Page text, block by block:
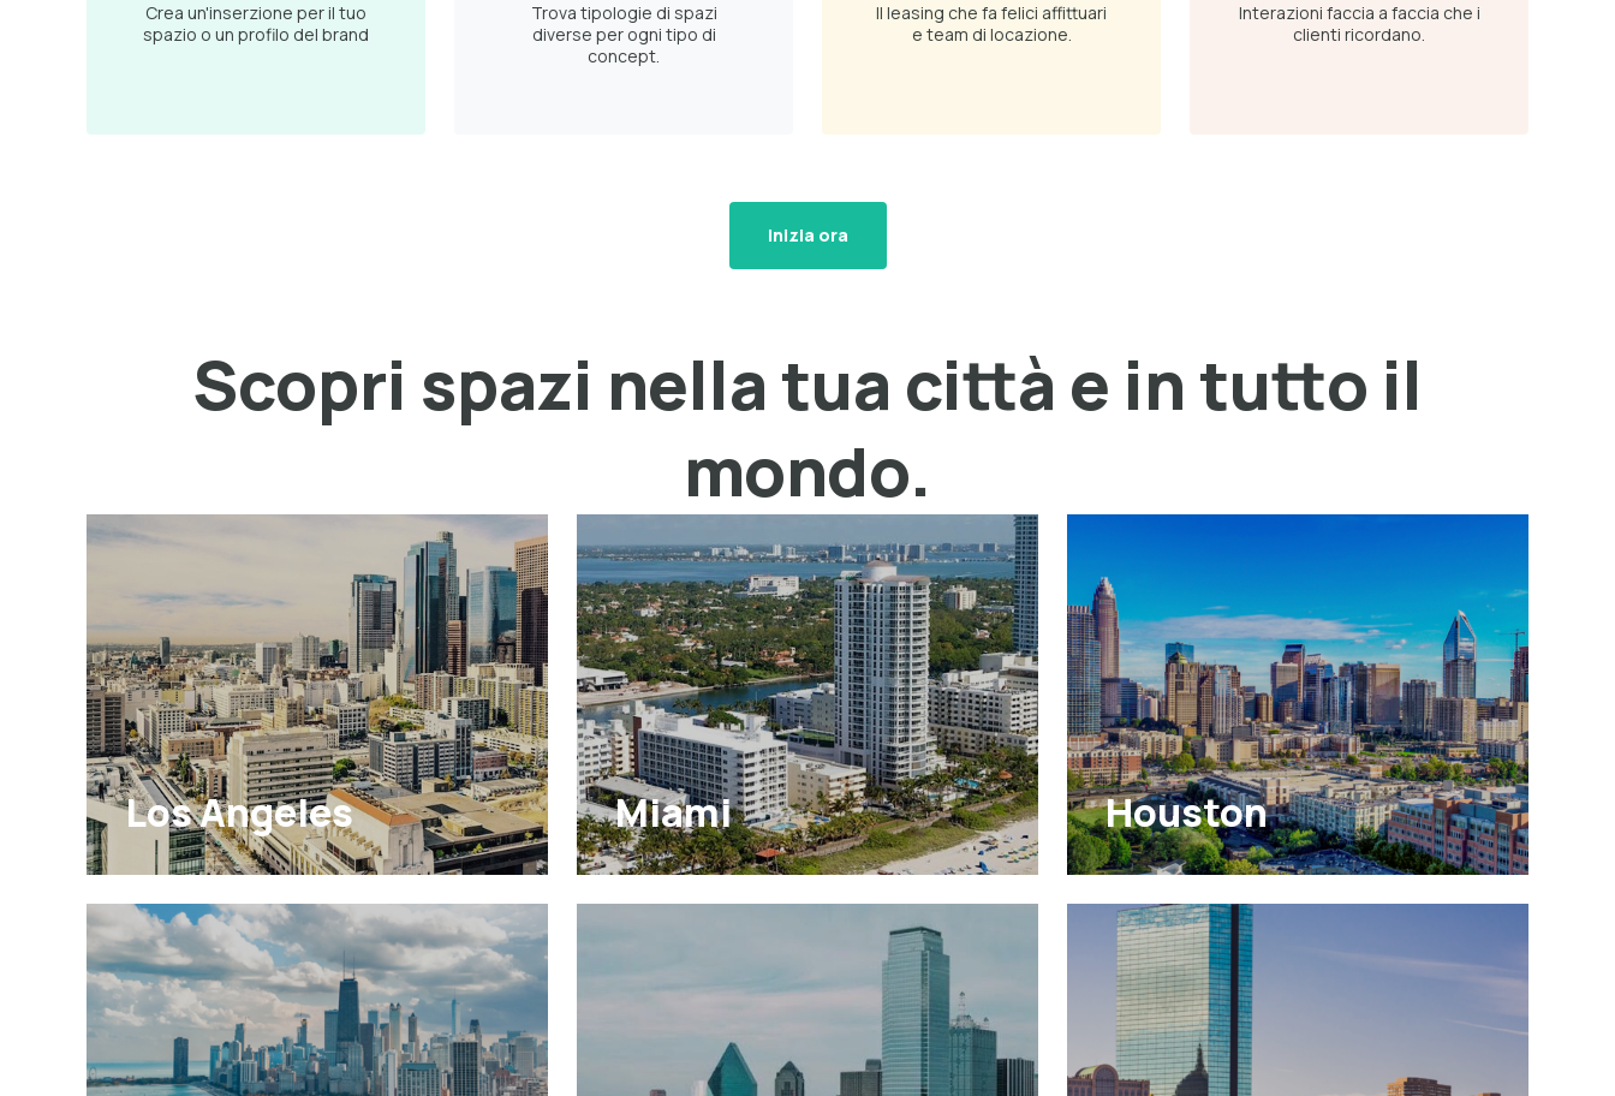
Crea un'inserzione per il tuo
spazio o un profilo del brand
Trova tipologie di spazi
diverse per ogni tipo di
concept.
Il leasing che fa felici affittuari
e team di locazione.
Interazioni faccia a faccia che i
clienti ricordano.
Inizia ora
Scopri spazi nella tua città e in tutto il
mondo.
Los Angeles Miami Houston